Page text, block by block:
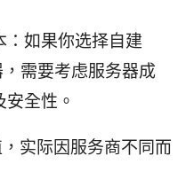
：如果你选择自建
需要考虑服务器成
全性。
实际因服务商不同而